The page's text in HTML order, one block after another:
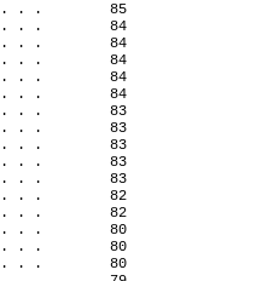
. .
85
. . .
84
. . .
84
. . .
84
. . .
84
. . .
84
. . .
83
. . .
83
. . .
83
. . .
83
. . .
83
. . .
82
. . .
82
. . .
80
. . .
80
. . .
80